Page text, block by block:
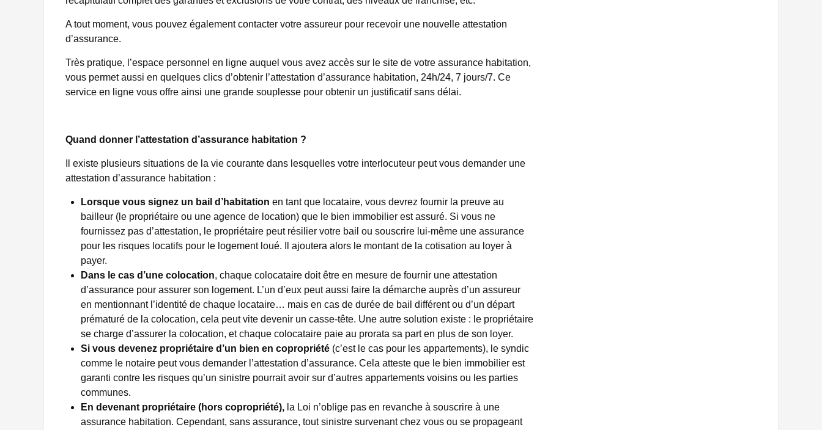
A tout moment, vous pouvez également contacter votre assureur pour recevoir une nouvelle attestation
d’assurance.
Très pratique, l’espace personnel en ligne auquel vous avez accès sur le site de votre assurance habitation,
vous permet aussi en quelques clics d’obtenir l’attestation d’assurance habitation, 24h/24, 7 jours/7. Ce
service en ligne vous offre ainsi une grande souplesse pour obtenir un justificatif sans délai.
Quand donner l’attestation d’assurance habitation ?
Il existe plusieurs situations de la vie courante dans lesquelles votre interlocuteur peut vous demander une
attestation d’assurance habitation :
Lorsque vous signez un bail d’habitation en tant que locataire, vous devrez fournir la preuve au
bailleur (le propriétaire ou une agence de location) que le bien immobilier est assuré. Si vous ne
fournissez pas d’attestation, le propriétaire peut résilier votre bail ou souscrire lui-même une assurance
pour les risques locatifs pour le logement loué. Il ajoutera alors le montant de la cotisation au loyer à
payer.
Dans le cas d’une colocation, chaque colocataire doit être en mesure de fournir une attestation
d’assurance pour assurer son logement. L’un d’eux peut aussi faire la démarche auprès d’un assureur
en mentionnant l’identité de chaque locataire… mais en cas de durée de bail différent ou d’un départ
prématuré de la colocation, cela peut vite devenir un casse-tête. Une autre solution existe : le propriétaire
se charge d’assurer la colocation, et chaque colocataire paie au prorata sa part en plus de son loyer.
Si vous devenez propriétaire d’un bien en copropriété (c’est le cas pour les appartements), le syndic
comme le notaire peut vous demander l’attestation d’assurance. Cela atteste que le bien immobilier est
garanti contre les risques qu’un sinistre pourrait avoir sur d’autres appartements voisins ou les parties
communes.
En devenant propriétaire (hors copropriété), la Loi n’oblige pas en revanche à souscrire à une
assurance habitation. Cependant, sans assurance, tout sinistre survenant chez vous ou se propageant